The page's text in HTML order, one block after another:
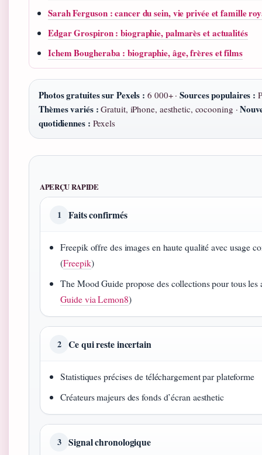
Sarah Ferguson : cancer du sein, vie privée et famille
Edgar Grospiron : biographie, palmarès et actualités
Ichem Bougheraba : biographie, âge, frères et films
Photos gratuites sur Pexels : 6 000+ ·Sources populaires :
Thèmes variés : Gratuit, iPhone, aesthetic, cocooning ·
quotidiennes : Pexels
APERÇU RAPIDE
1 Faits confirmés
Freepik offre des images en haute qualité avec usage
(Freepik)
The Mood Guide propose des collections pour tous les
Guide via Lemon8)
2 Ce qui reste incertain
Statistiques précises de téléchargement par plateforme
Créateurs majeurs des fonds d’écran aesthetic
3 Signal chronologique